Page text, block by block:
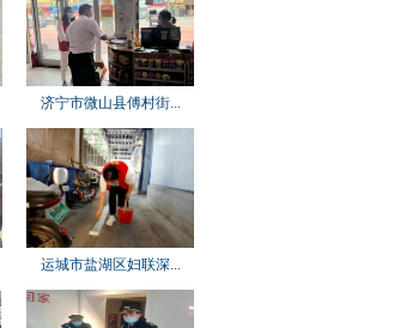
济宁市微山县傅村街...
运城市盐湖区妇联深...